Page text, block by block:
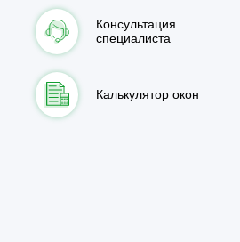
Консультация
специалиста
Калькулятор окон